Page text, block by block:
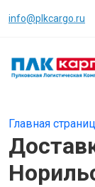
info@plkcargo.ru
Главная